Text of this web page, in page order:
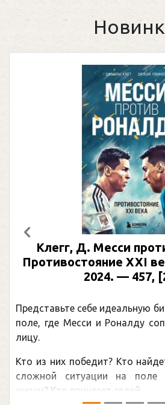
Клегг, Д. Месси против
Противостояние XXI
2024. — 457, [2]
себе идеальную
где Месси и Роналду
из них победит? Кто найдет
ситуации на поле и
Кто принесет своей ...
Предыдущий